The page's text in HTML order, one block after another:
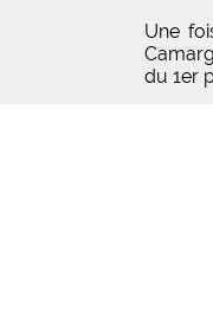
Une
du 1er